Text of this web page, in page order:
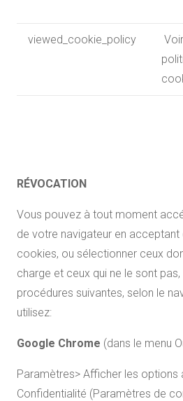
viewed_cookie_policy
RÉVOCATION
Vous pouvez à tout moment
de votre navigateur en acceptant
cookies, ou sélectionner ceux
charge et ceux qui ne le sont pas,
procédures suivantes, selon le
utilisez:
Google Chrome (dans le menu
Paramètres> Afficher les options
Confidentialité (Paramètres de